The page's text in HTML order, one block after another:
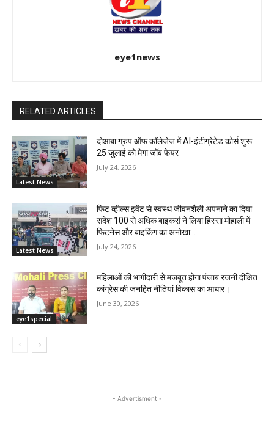
eye1news
RELATED ARTICLES
Latest News
दोआबा ग्रुप ऑफ कॉलेजेज में AI-इंटीग्रेटेड कोर्स शुरू
25 जुलाई को मेगा जॉब फेयर
July 24, 2026
Latest News
फिट व्हील्स इवेंट से स्वस्थ जीवनशैली अपनाने का दिया
संदेश 100 से अधिक बाइकर्स ने लिया हिस्सा मोहाली में
फिटनेस और बाइकिंग का अनोखा...
July 24, 2026
eye1special
महिलाओं की भागीदारी से मजबूत होगा पंजाब रजनी दीक्षित
कांग्रेस की जनहित नीतियां विकास का आधार।
June 30, 2026
- Advertisment -